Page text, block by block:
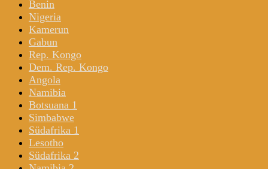
Benin
Nigeria
Kamerun
Gabun
Rep. Kongo
Dem. Rep. Kongo
Angola
Namibia
Botsuana 1
Simbabwe
Südafrika 1
Lesotho
Südafrika 2